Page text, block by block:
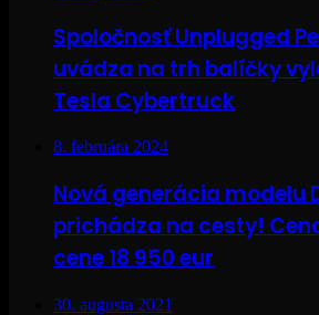
Spoločnosť Unplugged
uvádza na trh balíčky
Tesla Cybertruck
8. februára 2024
Nová generácia modelu
prichádza na cesty!
cene 18 950 eur
30. augusta 2021